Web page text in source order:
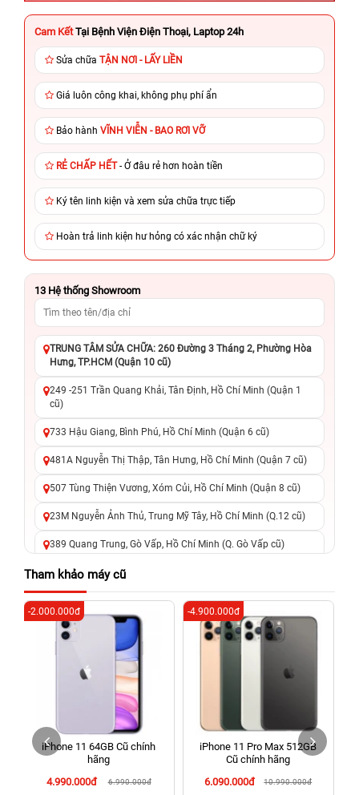
Cam Kết Tại Bệnh Viện Điện Thoại, Laptop 24h
Sửa chữa TẬN NƠI - LẤY LIỀN
Giá luôn công khai, không phụ phí ẩn
Bảo hành VĨNH VIỄN - BAO RƠI VỠ
RẺ CHẤP HẾT- Ở đâu rẻ hơn hoàn tiền
Ký tên linh kiện và xem sửa chữa trực tiếp
Hoàn trả linh kiện hư hỏng có xác nhận chữ ký
13 Hệ thống Showroom
TRUNG TÂM SỬA CHỮA: 260 Đường 3 Tháng 2, Phường Hòa
Hưng, TP.HCM (Quận 10 cũ)
249 -251 Trần Quang Khải, Tân Định, Hồ Chí Minh (Quận 1
cũ)
733 Hậu Giang, Bình Phú, Hồ Chí Minh (Quận 6 cũ)
481A Nguyễn Thị Thập, Tân Hưng, Hồ Chí Minh (Quận 7 cũ)
507 Tùng Thiện Vương, Xóm Củi, Hồ Chí Minh (Quận 8 cũ)
23M Nguyễn Ảnh Thủ, Trung Mỹ Tây, Hồ Chí Minh (Q.12 cũ)
389 Quang Trung, Gò Vấp, Hồ Chí Minh (Q. Gò Vấp cũ)
625 - 625A Âu Cơ, Tân Phú, Hồ Chí Minh (Quận Tân Phú cũ)
326 Lê Văn Việt, Tăng Nhơn Phú, Hồ Chí Minh (Q.9 TP. Thủ
Đức cũ)
256 Võ Văn Ngân, Thủ Đức, Hồ Chí Minh (Bình Thọ, TP. Thủ
Đức Cũ)
70 Nguyễn An Ninh, Dĩ An, Hồ Chí Minh (Bình Dương Cũ)
24h Vũng Tàu: 162A Ba Cu, Vũng Tàu, Hồ Chí Minh (TP. Vũng
Tàu cũ)
198 Hoàng Văn Thụ, Tân Sơn Nhất, Hồ Chí Minh (Tân Bình
Tham khảo máy cũ
iPhone 11 64GB Cũ chính
hãng
4.990.000đ
6.990.000đ
-2.000.000đ
iPhone 11 Pro Max 512GB
Cũ chính hãng
6.090.000đ
10.990.000đ
-4.900.000đ